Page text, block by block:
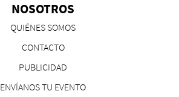
NOSOTROS
QUIÉNES SOMOS
CONTACTO
PUBLICIDAD
ENVÍANOS TU EVENTO